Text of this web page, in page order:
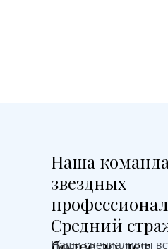
Наша
звездных
Средний
Наши специалисты